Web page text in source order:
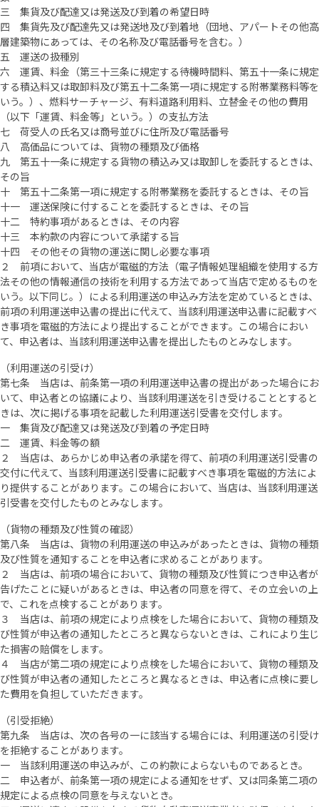
三 集貨及び配達又は発送及び到着の希望日時
四 集貨先及び配達先又は発送地及び到着地（団地、アパートその他高
層建築物にあっては、その名称及び電話番号を含む。）
五 運送の扱種別
六 運賃、料金（第三十三条に規定する待機時間料、第五十一条に規定
する積込料又は取卸料及び第五十二条第一項に規定する附帯業務料等を
いう。）、燃料サーチャージ、有料道路利用料、立替金その他の費用
（以下「運賃、料金等」という。）の支払方法
七 荷受人の氏名又は商号並びに住所及び電話番号
八 高価品については、貨物の種類及び価格
九 第五十一条に規定する貨物の積込み又は取卸しを委託するときは、
その旨
十 第五十二条第一項に規定する附帯業務を委託するときは、その旨
十一 運送保険に付することを委託するときは、その旨
十二 特約事項があるときは、その内容
十三 本約款の内容について承諾する旨
十四 その他その貨物の運送に関し必要な事項
２ 前項において、当店が電磁的方法（電子情報処理組織を使用する方
法その他の情報通信の技術を利用する方法であって当店で定めるものを
いう。以下同じ。）による利用運送の申込み方法を定めているときは、
前項の利用運送申込書の提出に代えて、当該利用運送申込書に記載すべ
き事項を電磁的方法により提出することができます。この場合におい
て、申込者は、当該利用運送申込書を提出したものとみなします。
（利用運送の引受け）
第七条 当店は、前条第一項の利用運送申込書の提出があった場合にお
いて、申込者との協議により、当該利用運送を引き受けることとすると
きは、次に掲げる事項を記載した利用運送引受書を交付します。
一 集貨及び配達又は発送及び到着の予定日時
二 運賃、料金等の額
２ 当店は、あらかじめ申込者の承諾を得て、前項の利用運送引受書の
交付に代えて、当該利用運送引受書に記載すべき事項を電磁的方法によ
り提供することがあります。この場合において、当店は、当該利用運送
引受書を交付したものとみなします。
（貨物の種類及び性質の確認）
第八条 当店は、貨物の利用運送の申込みがあったときは、貨物の種類
及び性質を通知することを申込者に求めることがあります。
２ 当店は、前項の場合において、貨物の種類及び性質につき申込者が
告げたことに疑いがあるときは、申込者の同意を得て、その立会いの上
で、これを点検することがあります。
３ 当店は、前項の規定により点検をした場合において、貨物の種類及
び性質が申込者の通知したところと異ならないときは、これにより生じ
た損害の賠償をします。
４ 当店が第二項の規定により点検をした場合において、貨物の種類及
び性質が申込者の通知したところと異なるときは、申込者に点検に要し
た費用を負担していただきます。
（引受拒絶）
第九条 当店は、次の各号の一に該当する場合には、利用運送の引受け
を拒絶することがあります。
一 当該利用運送の申込みが、この約款によらないものであるとき。
二 申込者が、前条第一項の規定による通知をせず、又は同条第二項の
規定による点検の同意を与えないとき。